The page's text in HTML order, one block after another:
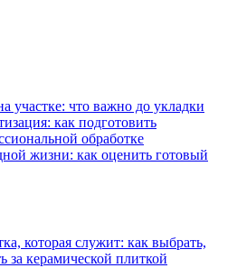
участке: что важно до укладки
как подготовить
обработке
жизни: как оценить готовый
которая служит: как выбрать,
за керамической плиткой